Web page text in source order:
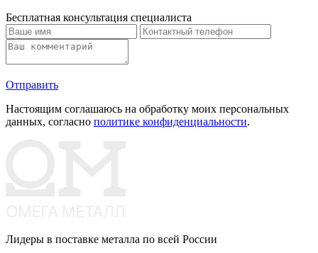
Бесплатная консультация специалиста
Отправить
Настоящим соглашаюсь на обработку моих персональных
данных, согласно политике конфиденциальности.
Лидеры в поставке металла по всей России